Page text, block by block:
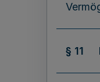
§ 11